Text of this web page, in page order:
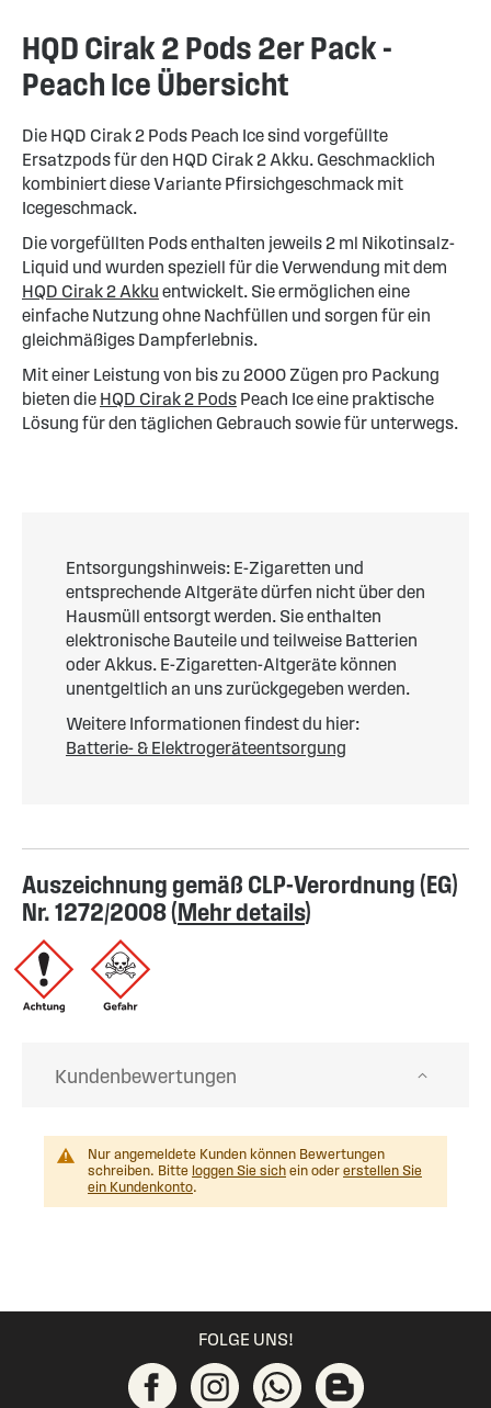
HQD Cirak 2 Pods 2er Pack -
Peach Ice Übersicht
Die HQD Cirak 2 Pods Peach Ice sind vorgefüllte
Ersatzpods für den HQD Cirak 2 Akku. Geschmacklich
kombiniert diese Variante Pfirsichgeschmack mit
Icegeschmack.
Die vorgefüllten Pods enthalten jeweils 2 ml Nikotinsalz-
Liquid und wurden speziell für die Verwendung mit dem
HQD Cirak 2 Akku entwickelt. Sie ermöglichen eine
einfache Nutzung ohne Nachfüllen und sorgen für ein
gleichmäßiges Dampferlebnis.
Mit einer Leistung von bis zu 2000 Zügen pro Packung
bieten die HQD Cirak 2 Pods Peach Ice eine praktische
Lösung für den täglichen Gebrauch sowie für unterwegs.
Entsorgungshinweis: E-Zigaretten und
entsprechende Altgeräte dürfen nicht über den
Hausmüll entsorgt werden. Sie enthalten
elektronische Bauteile und teilweise Batterien
oder Akkus. E-Zigaretten-Altgeräte können
unentgeltlich an uns zurückgegeben werden.
Weitere Informationen findest du hier:
Batterie- & Elektrogeräteentsorgung
Auszeichnung gemäß CLP-Verordnung (EG)
Nr. 1272/2008 (Mehr details)
Kundenbewertungen
Nur angemeldete Kunden können Bewertungen
schreiben. Bitte loggen Sie sich ein oder erstellen Sie
ein Kundenkonto.
FOLGE UNS!